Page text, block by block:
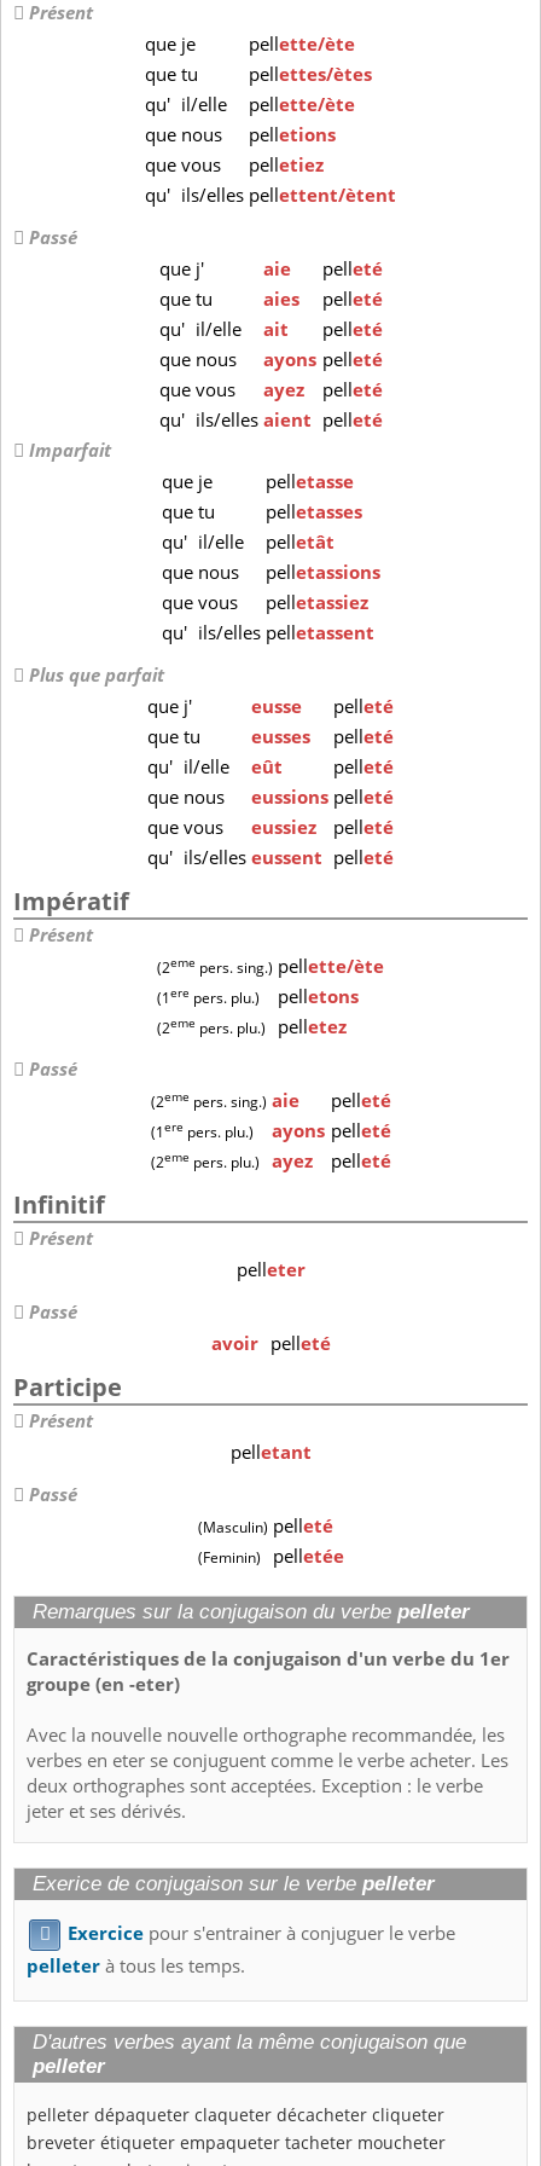
Présent
que je pellette/ète
quetu pellettes/ètes
qu' il/elle pellette/ète
que nous pelletions
quevous pelletiez
qu' ils/elles pellettent/ètent
Passé
que j' aie pelleté
que tu aies pelleté
qu' il/elle ait pelleté
que nous ayons pelleté
que vous ayez pelleté
qu' ils/elles aient pelleté
Imparfait
que je pelletasse
que tu pelletasses
qu' il/elle pelletât
que nous pelletassions
que vous pelletassiez
qu' ils/elles pelletassent
Plus que parfait
que j' eusse pelleté
quetu eusses pelleté
qu' il/elle eût pelleté
que nous eussions pelleté
quevous eussiez pelleté
qu' ils/elleseussent pelleté
Impératif
Présent
(2eme pers. sing.) pellette/ète
(1ere pers. plu.) pelletons
(2eme pers. plu.) pelletez
Passé
(2eme pers. sing.) aie pelleté
(1ere pers. plu.) ayons pelleté
(2eme pers. plu.) ayez pelleté
Infinitif
Présent
pelleter
Passé
avoir pelleté
Participe
Présent
pelletant
Passé
(Masculin) pelleté
(Feminin) pelletée
Remarques sur la conjugaison du verbe pelleter
Caractéristiques de la conjugaison d'un verbe du 1er
groupe (en -eter)
Avec la nouvelle nouvelle orthographe recommandée, les
verbes en eter se conjuguent comme le verbe acheter. Les
deux orthographes sont acceptées. Exception : le verbe
jeter et ses dérivés.
Exerice de conjugaison sur le verbe pelleter
 Exercice pour s'entrainer à conjuguer le verbe
pelleterà tous les temps.
D'autres verbes ayant la même conjugaison que
pelleter
pelleter dépaqueter claqueter décacheter cliqueter
breveter étiqueter empaqueter tacheter moucheter